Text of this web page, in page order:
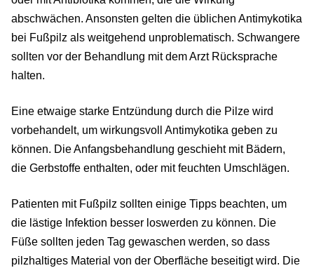
abschwächen. Ansonsten gelten die üblichen Antimykotika
bei Fußpilz als weitgehend unproblematisch. Schwangere
sollten vor der Behandlung mit dem Arzt Rücksprache
halten.
Eine etwaige starke Entzündung durch die Pilze wird
vorbehandelt, um wirkungsvoll Antimykotika geben zu
können. Die Anfangsbehandlung geschieht mit Bädern,
die Gerbstoffe enthalten, oder mit feuchten Umschlägen.
Patienten mit Fußpilz sollten einige Tipps beachten, um
die lästige Infektion besser loswerden zu können. Die
Füße sollten jeden Tag gewaschen werden, so dass
pilzhaltiges Material von der Oberfläche beseitigt wird. Die